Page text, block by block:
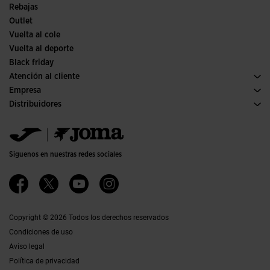
Rebajas
Outlet
Vuelta al cole
Vuelta al deporte
Black friday
Atención al cliente
Condiciones de compra
Transporte y entrega
Preguntas frecuentes
Empresa
Historia
Política de calidad y medio ambiente
Trabaja con nosotros
Proyectos subvencionados
Canal ético
Distribuidores
Jomanet
Área marketing
Contacto
Siguenos en nuestras redes sociales
Copyright © 2026 Todos los derechos reservados
Condiciones de uso
Aviso legal
Política de privacidad